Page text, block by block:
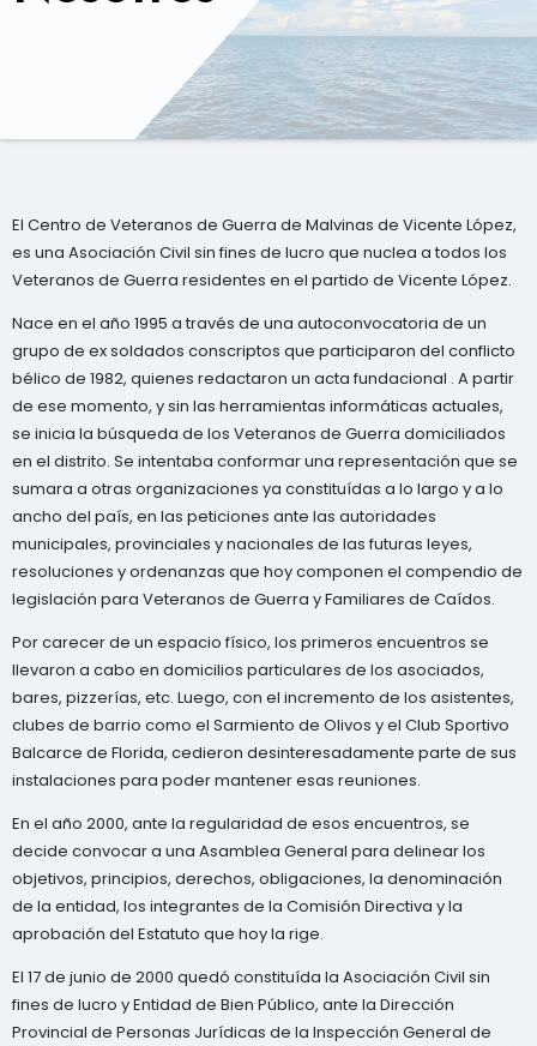
El Centro de Veteranos de Guerra de Malvinas de Vicente López,
es una Asociación Civil sin fines de lucro que nuclea a todos los
Veteranos de Guerra residentes en el partido de Vicente López.
Nace en el año 1995 a través de una autoconvocatoria de un
grupo de ex soldados conscriptos que participaron del conflicto
bélico de 1982, quienes redactaron un acta fundacional . A partir
de ese momento, y sin las herramientas informáticas actuales,
se inicia la búsqueda de los Veteranos de Guerra domiciliados
en el distrito. Se intentaba conformar una representación que se
sumara a otras organizaciones ya constituídas a lo largo y a lo
ancho del país, en las peticiones ante las autoridades
municipales, provinciales y nacionales de las futuras leyes,
resoluciones y ordenanzas que hoy componen el compendio de
legislación para Veteranos de Guerra y Familiares de Caídos.
Por carecer de un espacio físico, los primeros encuentros se
llevaron a cabo en domicilios particulares de los asociados,
bares, pizzerías, etc. Luego, con el incremento de los asistentes,
clubes de barrio como el Sarmiento de Olivos y el Club Sportivo
Balcarce de Florida, cedieron desinteresadamente parte de sus
instalaciones para poder mantener esas reuniones.
En el año 2000, ante la regularidad de esos encuentros, se
decide convocar a una Asamblea General para delinear los
objetivos, principios, derechos, obligaciones, la denominación
de la entidad, los integrantes de la Comisión Directiva y la
aprobación del Estatuto que hoy la rige.
El 17 de junio de 2000 quedó constituída la Asociación Civil sin
fines de lucro y Entidad de Bien Público, ante la Dirección
Provincial de Personas Jurídicas de la Inspección General de